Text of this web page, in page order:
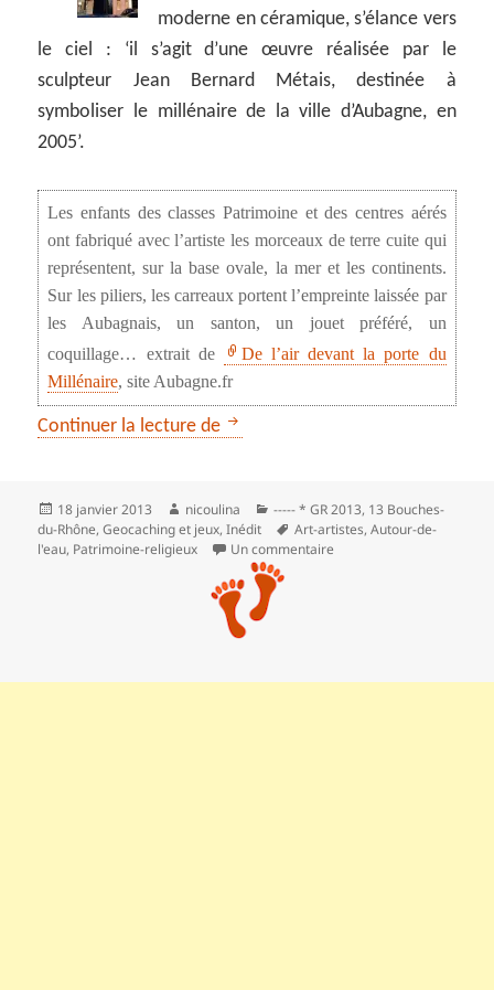
moderne en céramique, s’élance vers
le ciel : ‘il s’agit d’une œuvre réalisée par le
sculpteur Jean Bernard Métais, destinée à
symboliser le millénaire de la ville d’Aubagne, en
2005’.
Les enfants des classes Patrimoine et des centres aérés
ont fabriqué avec l’artiste les morceaux de terre cuite qui
représentent, sur la base ovale, la mer et les continents.
Sur les piliers, les carreaux portent l’empreinte laissée par
les Aubagnais, un santon, un jouet préféré, un
coquillage… extrait de
De l’air devant la porte du
Millénaire, site Aubagne.fr
Continuer la lecture de GR 2013 : de Carnoux à
Publié
le
18 janvier 2013 Auteur
nicoulina Catégories
----- * GR 2013, 13 Bouches-
du-Rhône,Geocaching et jeux,Inédit Mots-
clés
Art-artistes,Autour-de-
l'eau, Patrimoine-religieux Un commentaire